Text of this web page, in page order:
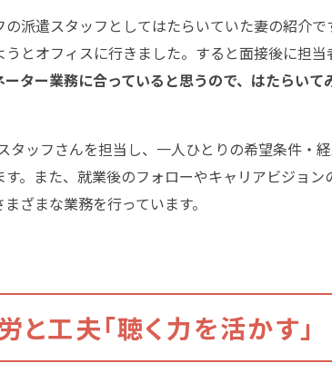
派遣スタッフとしてはたらいていた妻の紹介で
とオフィスに行きました。すると面接後に担当
ター業務に合っていると思うので、はたらいて
ッフさんを担当し、一人ひとりの希望条件・
。また、就業後のフォローやキャリアビジョン
ざまな業務を行っています。
工夫「聴く力を活かす」